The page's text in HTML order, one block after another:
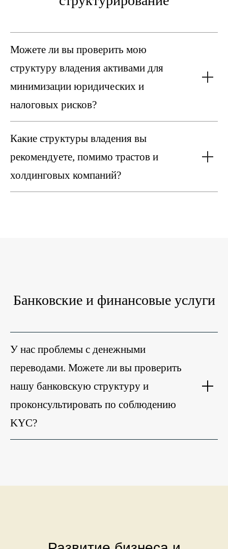
Можете ли вы проверить мою
структуру владения активами для
минимизации юридических и
налоговых рисков?
Какие структуры владения вы
рекомендуете, помимо трастов и
холдинговых компаний?
Банковские и финансовые услуги
У нас проблемы с денежными
переводами. Можете ли вы проверить
нашу банковскую структуру и
проконсультировать по соблюдению
KYC?